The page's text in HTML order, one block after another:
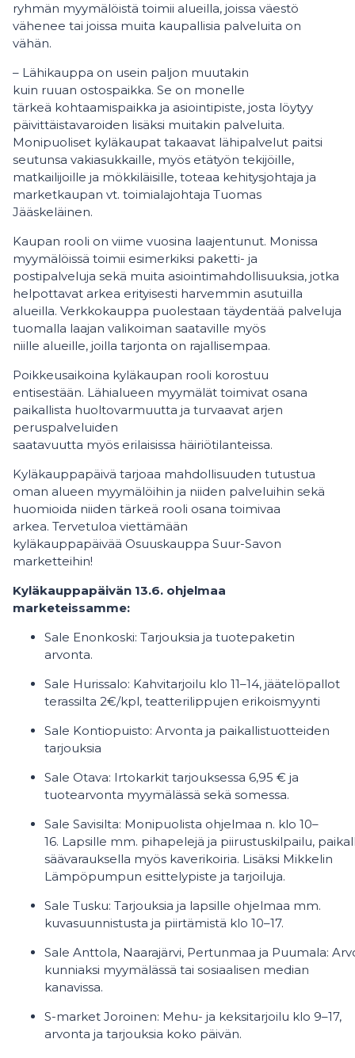
ryhmän myymälöistä toimii alueilla, joissa väestö
vähenee tai joissa muita kaupallisia palveluita on
vähän.
– Lähikauppa on usein paljon muutakin
kuin ruuan ostospaikka. Se on monelle
tärkeä kohtaamispaikka ja asiointipiste, josta löytyy
päivittäistavaroiden lisäksi muitakin palveluita.
Monipuoliset kyläkaupat takaavat lähipalvelut paitsi
seutunsa vakiasukkaille, myös etätyön tekijöille,
matkailijoille ja mökkiläisille, toteaa kehitysjohtaja ja
marketkaupan vt. toimialajohtaja Tuomas
Jääskeläinen.
Kaupan rooli on viime vuosina laajentunut. Monissa
myymälöissä toimii esimerkiksi paketti- ja
postipalveluja sekä muita asiointimahdollisuuksia, jotka
helpottavat arkea erityisesti harvemmin asutuilla
alueilla. Verkkokauppa puolestaan täydentää palveluja
tuomalla laajan valikoiman saataville myös
niille alueille, joilla tarjonta on rajallisempaa.
Poikkeusaikoina kyläkaupan rooli korostuu
entisestään. Lähialueen myymälät toimivat osana
paikallista huoltovarmuutta ja turvaavat arjen
peruspalveluiden
saatavuutta myös erilaisissa häiriötilanteissa.
Kyläkauppapäivä tarjoaa mahdollisuuden tutustua
oman alueen myymälöihin ja niiden palveluihin sekä
huomioida niiden tärkeä rooli osana toimivaa
arkea. Tervetuloa viettämään
kyläkauppapäivää Osuuskauppa Suur-Savon
marketteihin!
Kyläkauppapäivän 13.6. ohjelmaa
marketeissamme:
Sale Enonkoski: Tarjouksia ja tuotepaketin
arvonta.
Sale Hurissalo: Kahvitarjoilu klo 11–14, jäätelöpallot
terassilta 2€/kpl, teatterilippujen erikoismyynti
Sale Kontiopuisto: Arvonta ja paikallistuotteiden
tarjouksia
Sale Otava: Irtokarkit tarjouksessa 6,95 € ja
tuotearvonta myymälässä sekä somessa.
Sale Savisilta: Monipuolista ohjelmaa n. klo 10–
16. Lapsille mm. pihapelejä ja piirustuskilpailu,
säävarauksella myös kaverikoiria. Lisäksi Mikkelin
Lämpöpumpun esittelypiste ja tarjoiluja.
Sale Tusku: Tarjouksia ja lapsille ohjelmaa mm.
kuvasuunnistusta ja piirtämistä klo 10–17.
Sale Anttola, Naarajärvi, Pertunmaa ja Puumala:
kunniaksi myymälässä tai sosiaalisen median
kanavissa.
S-market Joroinen: Mehu- ja keksitarjoilu klo 9–17,
arvonta ja tarjouksia koko päivän.